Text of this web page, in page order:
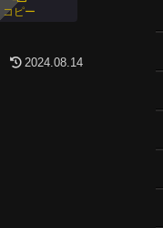
コピー
2024.08.14